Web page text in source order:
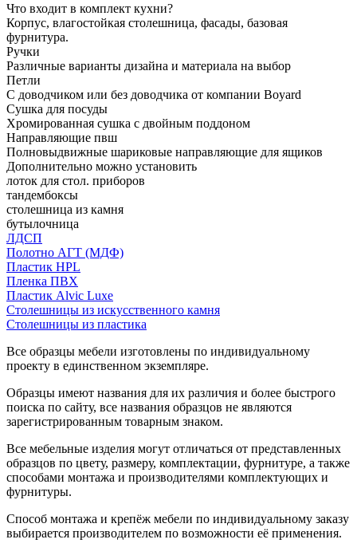
Что входит в комплект кухни?
Корпус, влагостойкая столешница, фасады, базовая
фурнитура.
Ручки
Различные варианты дизайна и материала на выбор
Петли
С доводчиком или без доводчика от компании Boyard
Сушка для посуды
Хромированная сушка с двойным поддоном
Направляющие пвш
Полновыдвижные шариковые направляющие для ящиков
Дополнительно можно установить
лоток для стол. приборов
тандембоксы
столешница из камня
бутылочница
ЛДСП
Полотно АГТ (МДФ)
Пластик HPL
Пленка ПВХ
Пластик Alvic Luxe
Столешницы из искусственного камня
Столешницы из пластика
Все образцы мебели изготовлены по индивидуальному
проекту в единственном экземпляре.
Образцы имеют названия для их различия и более быстрого
поиска по сайту, все названия образцов не являются
зарегистрированным товарным знаком.
Все мебельные изделия могут отличаться от представленных
образцов по цвету, размеру, комплектации, фурнитуре, а также
способами монтажа и производителями комплектующих и
фурнитуры.
Способ монтажа и крепёж мебели по индивидуальному заказу
выбирается производителем по возможности её применения.